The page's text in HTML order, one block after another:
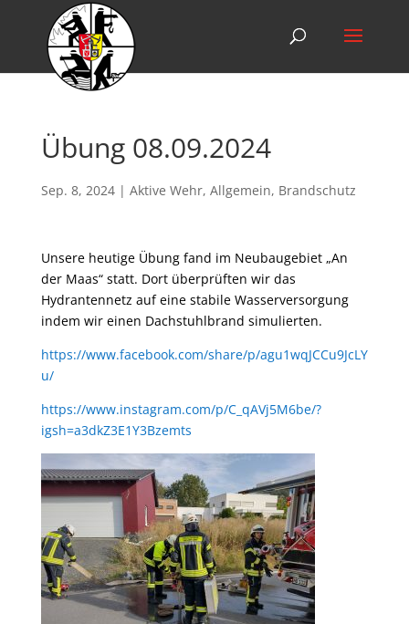
Übung 08.09.2024
Sep. 8, 2024| Aktive Wehr, Allgemein, Brandschutz
Unsere heutige Übung fand im Neubaugebiet „An
der Maas“ statt. Dort überprüften wir das
Hydrantennetz auf eine stabile Wasserversorgung
indem wir einen Dachstuhlbrand simulierten.
https://www.facebook.com/share/p/agu1wqJCCu9JcLY
u/
https://www.instagram.com/p/C_qAVj5M6be/?
igsh=a3dkZ3E1Y3Bzemts